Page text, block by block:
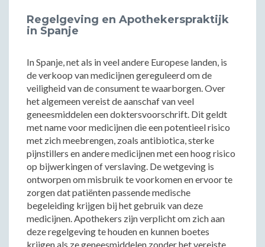
Regelgeving en Apothekerspraktijk
in Spanje
In Spanje, net als in veel andere Europese landen, is
de verkoop van medicijnen gereguleerd om de
veiligheid van de consument te waarborgen. Over
het algemeen vereist de aanschaf van veel
geneesmiddelen een doktersvoorschrift. Dit geldt
met name voor medicijnen die een potentieel risico
met zich meebrengen, zoals antibiotica, sterke
pijnstillers en andere medicijnen met een hoog risico
op bijwerkingen of verslaving. De wetgeving is
ontworpen om misbruik te voorkomen en ervoor te
zorgen dat patiënten passende medische
begeleiding krijgen bij het gebruik van deze
medicijnen. Apothekers zijn verplicht om zich aan
deze regelgeving te houden en kunnen boetes
krijgen als ze geneesmiddelen zonder het vereiste